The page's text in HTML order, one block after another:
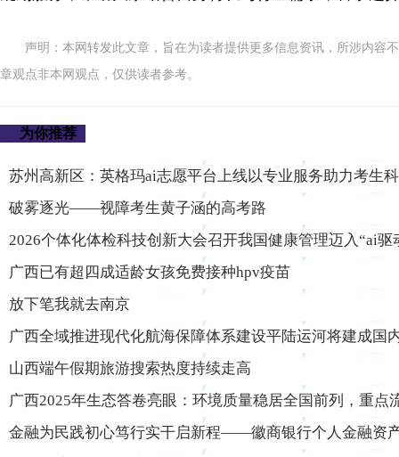
声明：本网转发此文章，旨在为读者提供更多信息资讯，所涉内容
章观点非本网观点，仅供读者参考。
为你推荐
苏州高新区：英格玛ai志愿平台上线以专业服务助力考生
破雾逐光——视障考生黄子涵的高考路
2026个体化体检科技创新大会召开我国健康管理迈入“ai驱
广西已有超四成适龄女孩免费接种hpv疫苗
放下笔我就去南京
广西全域推进现代化航海保障体系建设平陆运河将建成国
山西端午假期旅游搜索热度持续走高
广西2025年生态答卷亮眼：环境质量稳居全国前列，重点
金融为民践初心笃行实干启新程——徽商银行个人金融资